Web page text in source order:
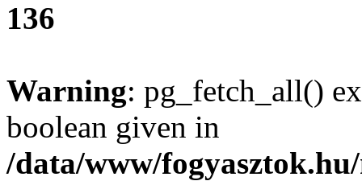
136
Warning: pg_fetch_all()
boolean given in
/data/www/